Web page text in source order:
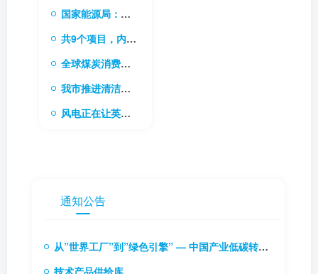
国家能源局：稳步有序推进“双碳”目标是今后一个时期能源高质量发展的根本任务
共9个项目，内蒙古下发2024年新型储能专项行动实施项目清单
全球煤炭消费稳中求进，电力需求成关键驱动力
我市推进清洁能源和战略资源综合开发利用基地建设
风电正在让英国加速成为“清洁能源超级大国”
通知公告
从”世界工厂”到”绿色引擎” — 中国产业低碳转型的实践逻辑与投资启示
技术产品供给库